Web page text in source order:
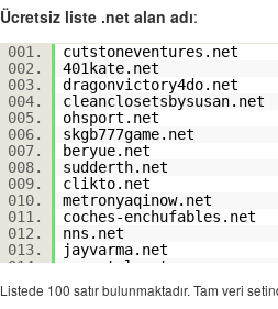
019.
senopro.com
020.
burlington-rotary.com
021.
terwilliger-
022.
harlowmcfly.com
023.
189377.com
024.
keyranches.com
025.
krezus-group.com
026.
bendbe.com
027.
pamperedhealth.com
028.
ztrans-ai.com
029.
libertythriftstores.com
030.
howardvfd.com
031.
decoranero.com
032.
ashernam.com
033.
034.
vertshockreview.com
036.
coolcatcollectables.com
Ücretsiz liste .net alan adı:
001.
cutstoneventures.net
002.
401kate.net
003.
dragonvictory4do.net
004.
cleanclosetsbysusan.net
005.
ohsport.net
006.
skgb777game.net
007.
beryue.net
008.
sudderth.net
009.
clikto.net
010.
metronyaqinow.net
011.
coches-enchufables.net
012.
nns.net
013.
jayvarma.net
014.
exportal.net
015.
squarelycreative.net
016.
solstreetwear.net
Listede 100 satır bulunmaktadır. Tam veri